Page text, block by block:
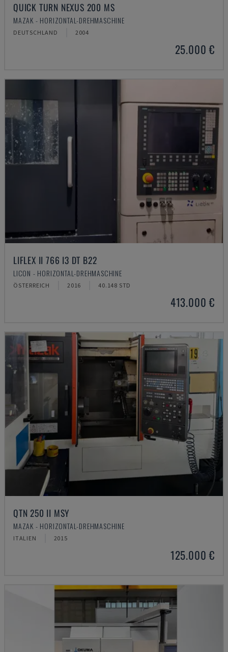
QUICK TURN NEXUS 200 MS
MAZAK - HORIZONTAL-DREHMASCHINE
DEUTSCHLAND 2004
25.000 €
LIFLEX II 766 I3 DT B22
LICON - HORIZONTAL-DREHMASCHINE
ÖSTERREICH 2016 40.148 STD
413.000 €
QTN 250 II MSY
MAZAK - HORIZONTAL-DREHMASCHINE
ITALIEN 2015
125.000 €